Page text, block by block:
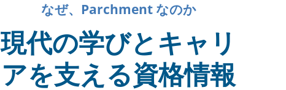
なぜ、Parchment なのか
現代の学びとキャリ
アを支える資格情報